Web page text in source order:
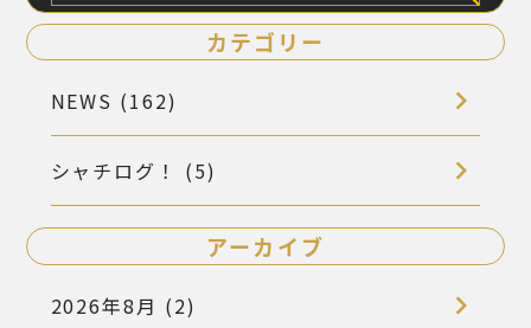
索
カテゴリー
NEWS (162)
シャチログ！ (5)
アーカイブ
2026年8月 (2)